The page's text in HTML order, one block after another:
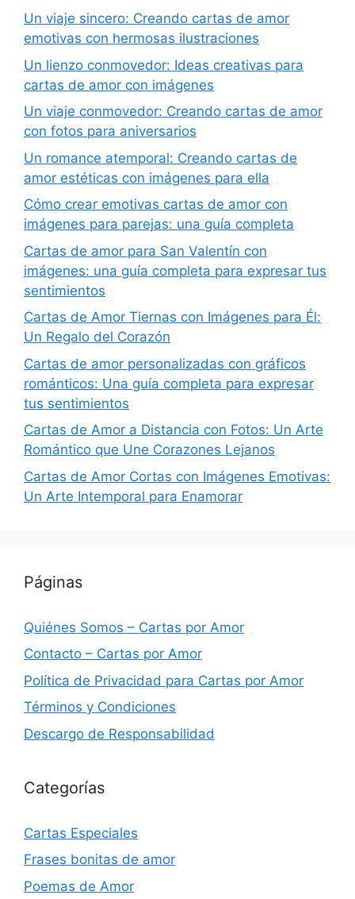
Un viaje sincero: Creando cartas de amor
emotivas con hermosas ilustraciones
Un lienzo conmovedor: Ideas creativas para
cartas de amor con imágenes
Un viaje conmovedor: Creando cartas de amor
con fotos para aniversarios
Un romance atemporal: Creando cartas de
amor estéticas con imágenes para ella
Cómo crear emotivas cartas de amor con
imágenes para parejas: una guía completa
Cartas de amor para San Valentín con
imágenes: una guía completa para expresar tus
sentimientos
Cartas de Amor Tiernas con Imágenes para Él:
Un Regalo del Corazón
Cartas de amor personalizadas con gráficos
románticos: Una guía completa para expresar
tus sentimientos
Cartas de Amor a Distancia con Fotos: Un Arte
Romántico que Une Corazones Lejanos
Cartas de Amor Cortas con Imágenes Emotivas:
Un Arte Intemporal para Enamorar
Páginas
Quiénes Somos – Cartas por Amor
Contacto – Cartas por Amor
Política de Privacidad para Cartas por Amor
Términos y Condiciones
Descargo de Responsabilidad
Categorías
Cartas Especiales
Frases bonitas de amor
Poemas de Amor